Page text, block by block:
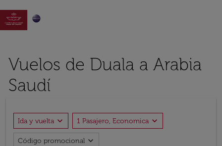

Vuelos de Duala a Arabia
Saudí
Ida y vuelta expand_more 1 Pasajero, Economica expand_more
Código promocional expand_more